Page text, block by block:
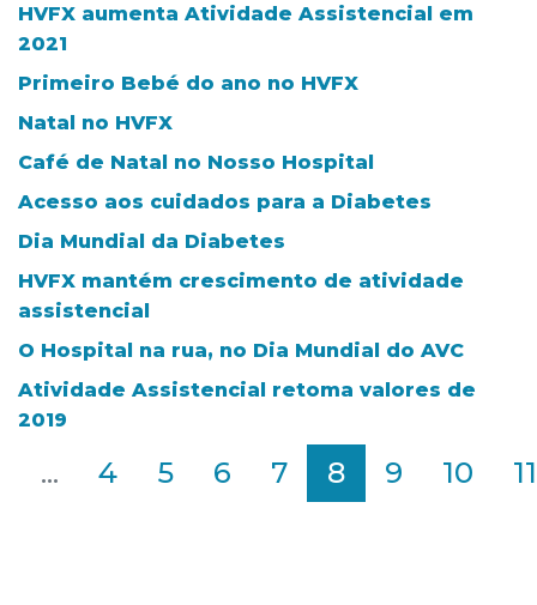
HVFX aumenta Atividade Assistencial em
2021
Primeiro Bebé do ano no HVFX
Natal no HVFX
Café de Natal no Nosso Hospital
Acesso aos cuidados para a Diabetes
Dia Mundial da Diabetes
HVFX mantém crescimento de atividade
assistencial
O Hospital na rua, no Dia Mundial do AVC
Atividade Assistencial retoma valores de
2019
... 4 5 6 7 8 9 10 11